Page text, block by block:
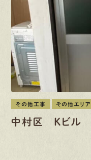
その他工事 その他エリア
中村区 Kビル